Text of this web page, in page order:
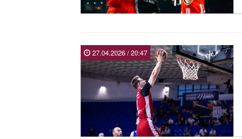
27.04.2026 / 20:47